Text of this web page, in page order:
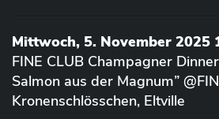
Mittwoch, 5. November 2025
FINE CLUB Champagner
Salmon aus der Magnum”
Kronenschlösschen, Eltville